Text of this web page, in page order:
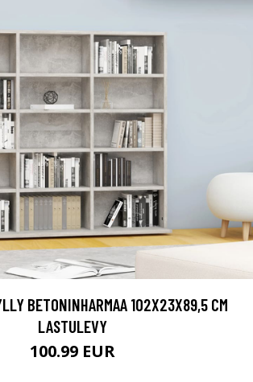
BETONINHARMAA 102X23X89,5 CM
LASTULEVY
100.99 EUR